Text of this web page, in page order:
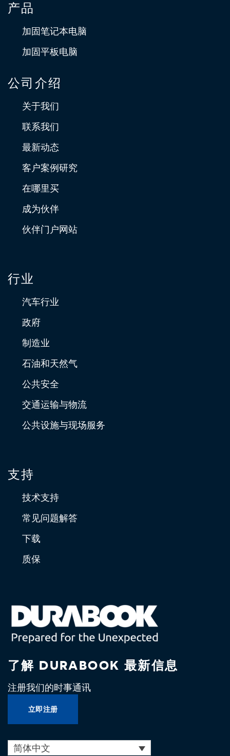
产品
加固笔记本电脑
加固平板电脑
公司介绍
关于我们
联系我们
最新动态
客户案例研究
在哪里买
成为伙伴
伙伴门户网站
行业
汽车行业
政府
制造业
石油和天然气
公共安全
交通运输与物流
公共设施与现场服务
支持
技术支持
常见问题解答
下载
质保
了解 DURABOOK 最新信息
注册我们的时事通讯
立即注册
简体中文